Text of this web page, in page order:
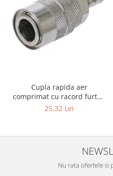
Cupla rapida aer
comprimat cu racord furtun
8 mm (5/16") | SUA / Franta
25,32 Lei
Nu rata ofertele si